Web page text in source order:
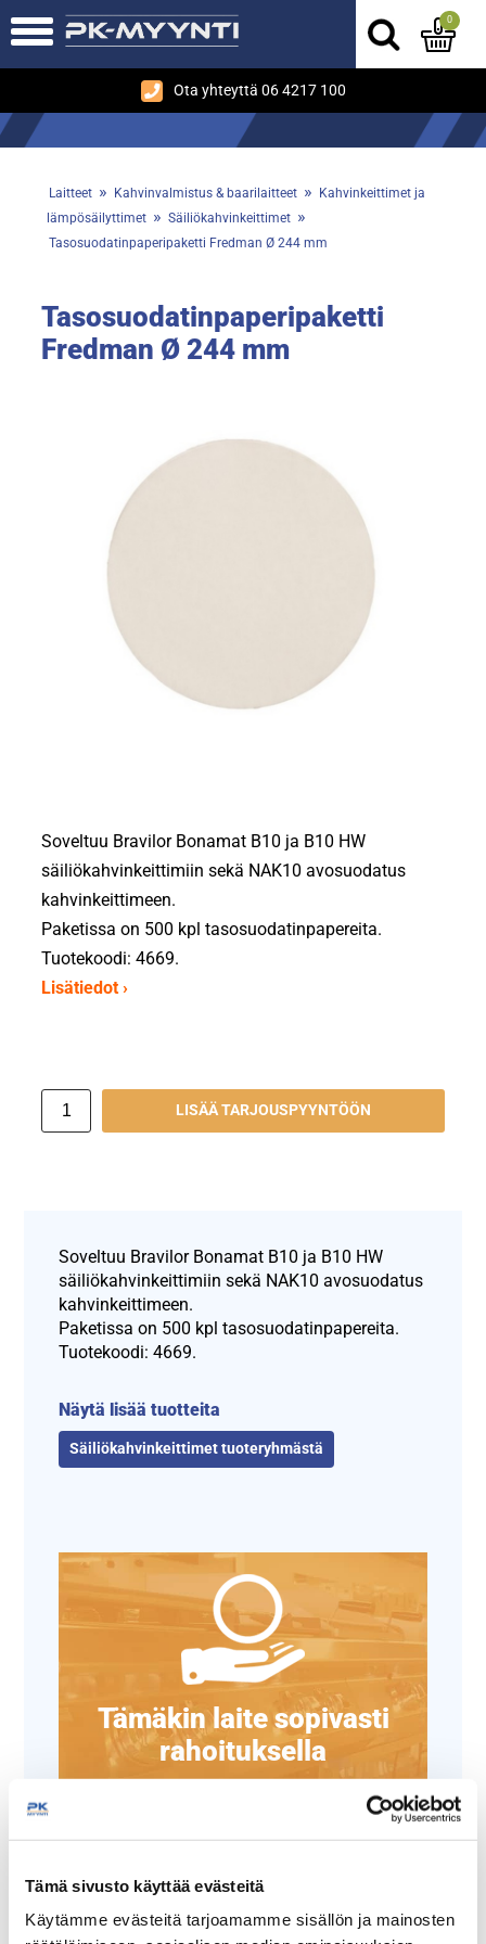
Tämä sivusto käyttää evästeitä
Käytämme evästeitä tarjoamamme sisällön ja mainosten
Ota yhteyttä 06 4217 100
0
Laitteet » Kahvinvalmistus & baarilaitteet »
Kahvinkeittimet ja
lämpösäilyttimet » Säiliökahvinkeittimet »
Tasosuodatinpaperipaketti Fredman Ø 244 mm
Tasosuodatinpaperipaketti
Fredman Ø 244 mm
Soveltuu Bravilor Bonamat B10 ja B10 HW
säiliökahvinkeittimiin sekä NAK10 avosuodatus
kahvinkeittimeen.
Paketissa on 500 kpl tasosuodatinpapereita.
Tuotekoodi: 4669.
Lisätiedot ›
LISÄÄ TARJOUSPYYNTÖÖN
Soveltuu Bravilor Bonamat B10 ja B10 HW
säiliökahvinkeittimiin sekä NAK10 avosuodatus
kahvinkeittimeen.
Paketissa on 500 kpl tasosuodatinpapereita.
Tuotekoodi: 4669.
Näytä lisää tuotteita
Säiliökahvinkeittimet tuoteryhmästä
Tämäkin laite sopivasti
rahoituksella